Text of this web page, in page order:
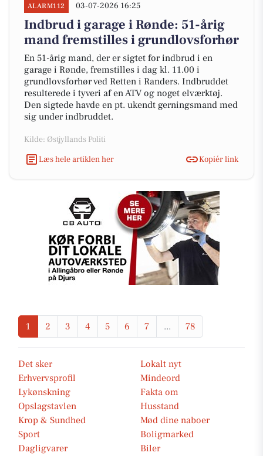
ALARM112 03-07-2026 16:25
Indbrud i garage i Rønde: 51-årig
mand fremstilles i grundlovsforhør
En 51-årig mand, der er sigtet for indbrud i en
garage i Rønde, fremstilles i dag kl. 11.00 i
grundlovsforhør ved Retten i Randers. Indbruddet
resulterede i tyveri af en ATV og noget elværktøj.
Den sigtede havde en pt. ukendt gerningsmand med
sig under indbruddet.
Kilde: Østjyllands Politi
Læs hele artiklen her
Kopiér link
1 2 3 4 5 6 7 ... 78
Det sker
Lokalt nyt
Erhvervsprofil
Mindeord
Lykønskning
Fakta om
Opslagstavlen
Husstand
Krop & Sundhed
Mød dine naboer
Sport
Boligmarked
Dagligvarer
Biler